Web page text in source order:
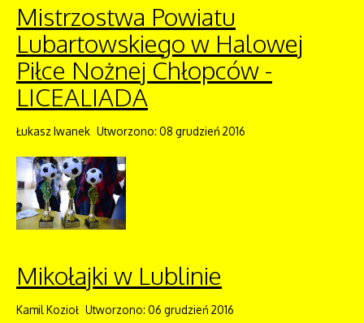
Mistrzostwa Powiatu
Lubartowskiego w Halowej
Piłce Nożnej Chłopców -
LICEALIADA
Łukasz Iwanek Utworzono: 08 grudzień 2016
Mikołajki w Lublinie
Kamil Kozioł Utworzono: 06 grudzień 2016